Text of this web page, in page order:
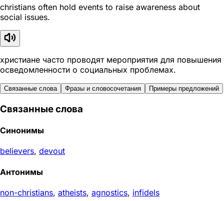
christians often hold events to raise awareness about
social issues.
христиане часто проводят мероприятия для повышения
осведомленности о социальных проблемах.
Связанные слова Фразы и словосочетания Примеры предложений
Связанные слова
Синонимы
believers, devout
Антонимы
non-christians, atheists, agnostics, infidels